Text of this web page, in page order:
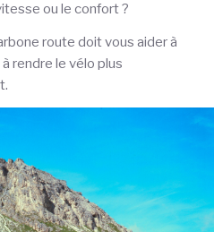
ou le confort ?
route doit vous aider à
rendre le vélo plus